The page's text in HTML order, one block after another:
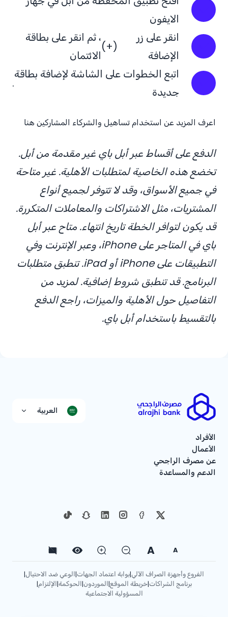
الايفون
انقر على زر
الإضافة
(+)
، ثم انقر على بطاقة
الائتمان
اتبع الخطوات على الشاشة لإضافة بطاقة
جديدة
.
اعرف المزيد عن استخدام تساهيل والشركاء المشاركين هنا
الدفع على أقساط عبر أبل باي غير مقدمة من أبل.
تخضع هذه الخاصية لمتطلبات الأهلية. غير متاحة
في جميع الأسواق، وقد لا تتوفر لجميع أنواع
المشتريات، مثل الاشتراكات والمعاملات المتكررة.
قد يكون لتوافر الخطة تاريخ انتهاء. متاح عبر أبل
باي في المتاجر على iPhone، وعبر الإنترنت وفي
التطبيقات على iPhone أو iPad. تنطبق متطلبات
البرنامج. قد تنطبق شروط إضافية. لمزيد من
التفاصيل حول الأهلية والميزات، راجع الدفع
بالتقسيط باستخدام أبل باي.
العربية
الأفراد
الأعمال
عن مصرف الراجحي
الدعم والمساعدة
A
A
الفروع وأجهزة الصراف الآلي|بوابة اعتماد الجهات|الوعي ضد الاحتيال|
برنامج الشراكات|خريطة الموقع|الموردون|الحوكمة|الإلتزام|
المسؤولية الاجتماعية